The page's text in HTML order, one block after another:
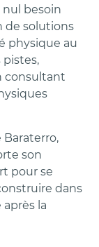
besoin
de solutions
physique au
consultant
Baraterro,
son
pour se
dans
la